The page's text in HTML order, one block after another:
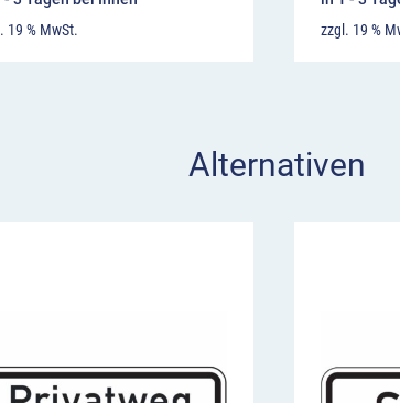
19 % MwSt.
zzgl. 19 %
Alternativen